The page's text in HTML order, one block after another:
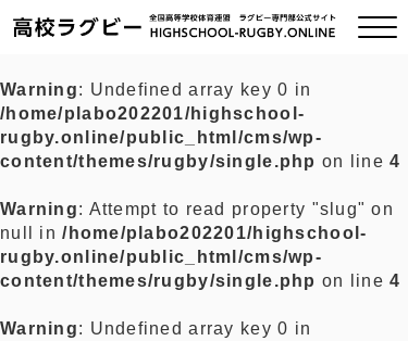
ご挨拶
全国チーム紹介
Warning: Undefined array key 0 in
/home/plabo202201/highschool-
rugby.online/public_html/cms/wp-
content/themes/rugby/single.php on line4
Warning: Attempt to read property "slug" on
null in/home/plabo202201/highschool-
rugby.online/public_html/cms/wp-
content/themes/rugby/single.php on line4
Warning: Undefined array key 0 in